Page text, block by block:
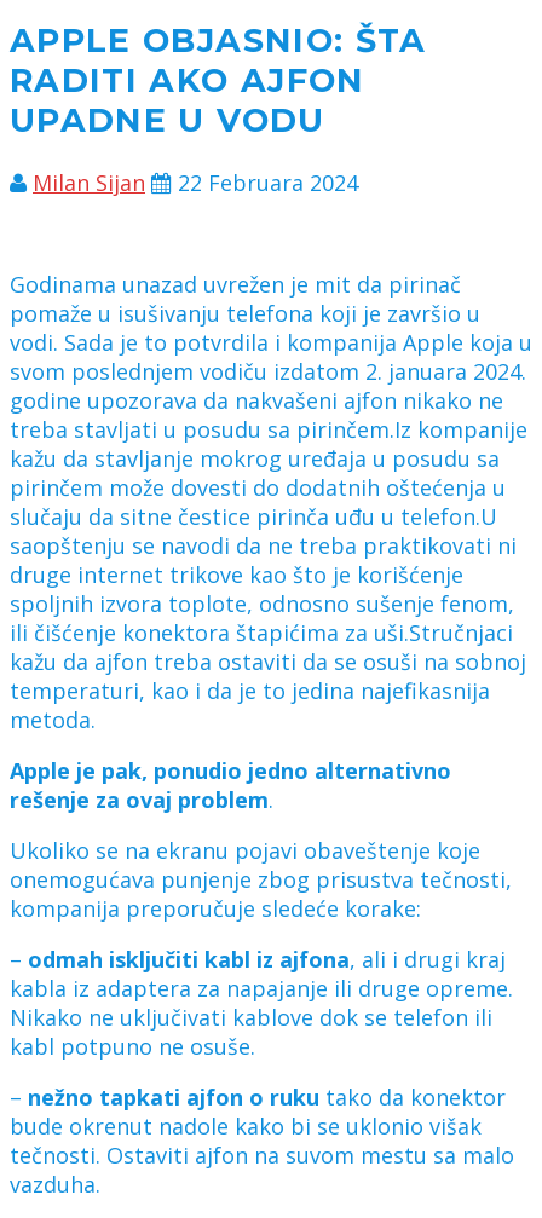
APPLE OBJASNIO: ŠTA
RADITI AKO AJFON
UPADNE U VODU
Milan Sijan 22 Februara 2024
Godinama unazad uvrežen je mit da pirinač
pomaže u isušivanju telefona koji je završio u
vodi. Sada je to potvrdila i kompanija Apple koja u
svom poslednjem vodiču izdatom 2. januara 2024.
godine upozorava da nakvašeni ajfon nikako ne
treba stavljati u posudu sa pirinčem.Iz kompanije
kažu da stavljanje mokrog uređaja u posudu sa
pirinčem može dovesti do dodatnih oštećenja u
slučaju da sitne čestice pirinča uđu u telefon.U
saopštenju se navodi da ne treba praktikovati ni
druge internet trikove kao što je korišćenje
spoljnih izvora toplote, odnosno sušenje fenom,
ili čišćenje konektora štapićima za uši.Stručnjaci
kažu da ajfon treba ostaviti da se osuši na sobnoj
temperaturi, kao i da je to jedina najefikasnija
metoda.
Apple je pak, ponudio jedno alternativno
rešenje za ovaj problem.
Ukoliko se na ekranu pojavi obaveštenje koje
onemogućava punjenje zbog prisustva tečnosti,
kompanija preporučuje sledeće korake:
– odmah isključiti kabl iz ajfona, ali i drugi kraj
kabla iz adaptera za napajanje ili druge opreme.
Nikako ne uključivati kablove dok se telefon ili
kabl potpuno ne osuše.
– nežno tapkati ajfon o ruku tako da konektor
bude okrenut nadole kako bi se uklonio višak
tečnosti. Ostaviti ajfon na suvom mestu sa malo
vazduha.